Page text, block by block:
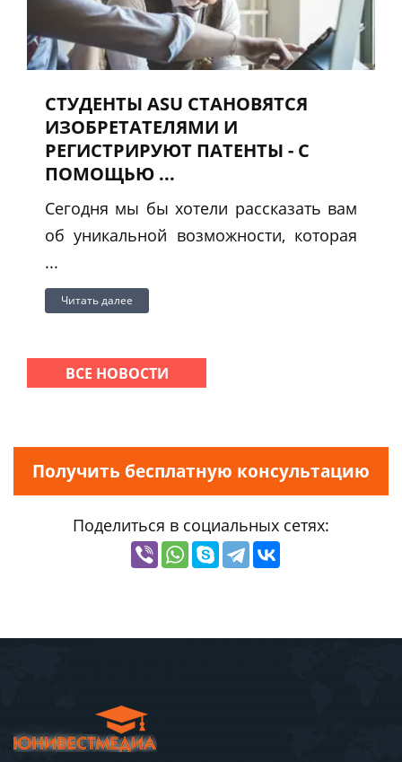
СТУДЕНТЫ ASU СТАНОВЯТСЯ
ИЗОБРЕТАТЕЛЯМИ И
РЕГИСТРИРУЮТ ПАТЕНТЫ - С
ПОМОЩЬЮ ...
Сегодня мы бы хотели рассказать вам
об уникальной возможности, которая
...
Читать далее
ВСЕ НОВОСТИ
Получить бесплатную консультацию
Поделиться в социальных сетях: